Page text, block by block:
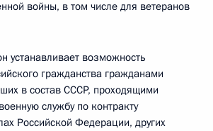
войны, в том числе для ветеранов
устанавливает возможность
гражданства гражданами
в состав СССР, проходящими
службу по контракту
Российской Федерации, других